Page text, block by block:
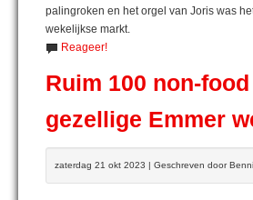
palingroken en het orgel van Joris was
wekelijkse markt.
Reageer!
Ruim 100 non-
gezellige Emmer
zaterdag 21 okt 2023 | Geschreven door